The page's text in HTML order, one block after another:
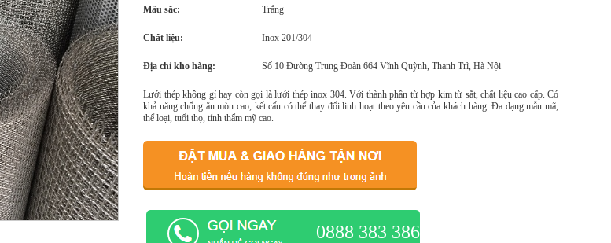
Mầu sắc: Trắng
Chất liệu: Inox 201/304
Địa chỉ kho hàng: Số 10 Đường Trung Đoàn 664 Vĩnh Quỳnh, Thanh Trì, Hà Nội
Lưới thép không gỉ hay còn gọi là lưới thép inox 304. Với thành phần từ hợp kim từ sắt, chất liệu cao cấp. Có
khả năng chống ăn mòn cao, kết cấu có thể thay đổi linh hoạt theo yêu cầu của khách hàng. Đa dạng mẫu mã,
thể loại, tuổi thọ, tính thẩm mỹ cao.
0888 383 386